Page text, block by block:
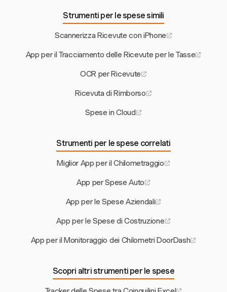
Strumenti per le spese simili
Scannerizza Ricevute con iPhone
App per il Tracciamento delle Ricevute per le Tasse
OCR per Ricevute
Ricevuta di Rimborso
Spese in Cloud
Strumenti per le spese correlati
Miglior App per il Chilometraggio
App per Spese Auto
App per le Spese Aziendali
App per le Spese di Costruzione
App per il Monitoraggio dei Chilometri DoorDash
Scopri altri strumenti per le spese